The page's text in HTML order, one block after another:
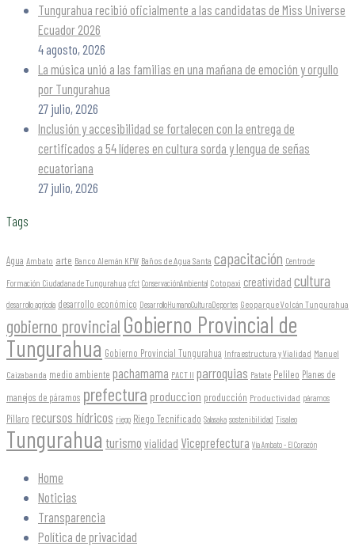
Tungurahua recibió oficialmente a las candidatas de Miss Universe
Ecuador 2026
4 agosto, 2026
La música unió a las familias en una mañana de emoción y orgullo
por Tungurahua
27 julio, 2026
Inclusión y accesibilidad se fortalecen con la entrega de
certificados a 54 líderes en cultura sorda y lengua de señas
ecuatoriana
27 julio, 2026
Tags
Agua Ambato arte Banco Alemán KFW Baños de Agua Santa capacitación Centro de
Formación Ciudadana de Tungurahua cfct ConservaciónAmbiental Cotopaxi creatividad cultura
desarrollo agrícola desarrollo económico DesarrolloHumanoCulturaDeportes Geoparque Volcán Tungurahua
gobierno provincial Gobierno Provincial de
Tungurahua Gobierno Provincial Tungurahua Infraestructura y Vialidad Manuel
Caizabanda medio ambiente pachamama PACT II parroquias Patate Pelileo Planes de
manejos de páramos prefectura produccion producción Productividad páramos
Píllaro recursos hídricos riego Riego Tecnificado Salasaka sostenibilidad Tisaleo
Tungurahua turismo vialidad Viceprefectura Vía Ambato - El Corazón
Home
Noticias
Transparencia
Política de privacidad